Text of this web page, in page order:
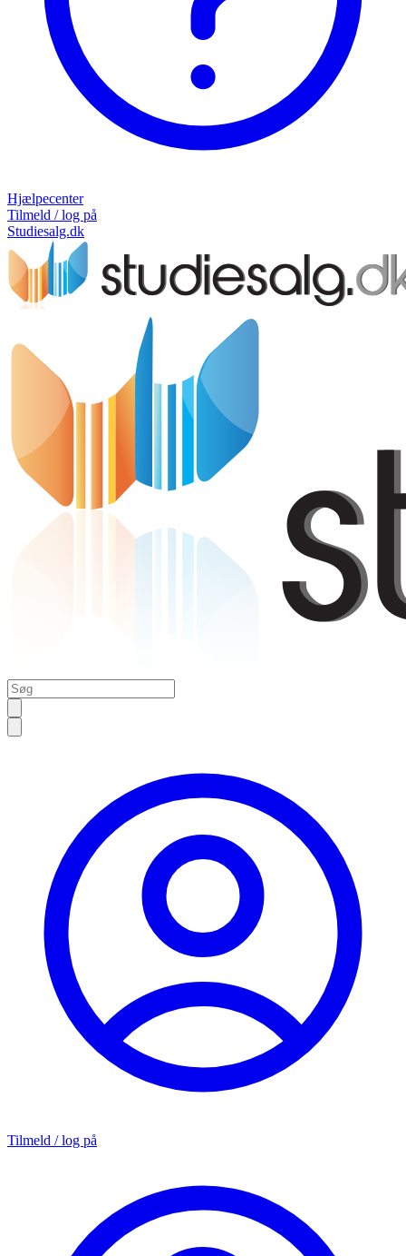
Hjælpecenter
Tilmeld / log på
Studiesalg.dk
Tilmeld / log på